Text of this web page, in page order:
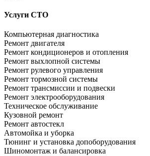
Услуги СТО
Компьютерная диагностика
Ремонт двигателя
Ремонт кондиционеров и отопления
Ремонт выхлопной системы
Ремонт рулевого управления
Ремонт тормозной системы
Ремонт трансмиссии и подвески
Ремонт электрооборудования
Техническое обслуживание
Кузовной ремонт
Ремонт автостекл
Автомойка и уборка
Тюнинг и установка допоборудования
Шиномонтаж и балансировка